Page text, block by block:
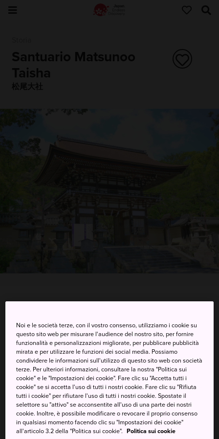
Santuario Matsunoo
Taisha
松尾大社
3 Arashiyama Miya-machi, Nishikyo-ku, Kyoto-shi,
Visualizzare su Google Maps
Ricevere informazioni del traffico
PAROLE CHIAVE MAPPA
Magnifici giardini amati dai
Noi e le società terze, con il vostro consenso, utilizziamo i cookie su
questo sito web per misurare l'audience del nostro sito, per fornire
funzionalità e personalizzazioni migliorate, per pubblicare pubblicità
mirata e per utilizzare le funzioni dei social media. Possiamo
condividere le informazioni sull'utilizzo di questo sito web con società
terze. Per ulteriori informazioni, consultare la nostra "Politica sui
cookie" e le "Impostazioni dei cookie". Fare clic su "Accetta tutti i
cookie" se si accetta l'uso di tutti i nostri cookie. Fare clic su "Rifiuta
tutti i cookie" per rifiutare l'uso di tutti i nostri cookie. Spostate il
selettore su "attivo" se acconsentite all'uso di una parte dei nostri
cookie. Inoltre, è possibile modificare o revocare il proprio consenso
in qualsiasi momento facendo clic su "Impostazioni dei cookie"
all'articolo 3.2 della "Politica sui cookie". Politica sui cookie